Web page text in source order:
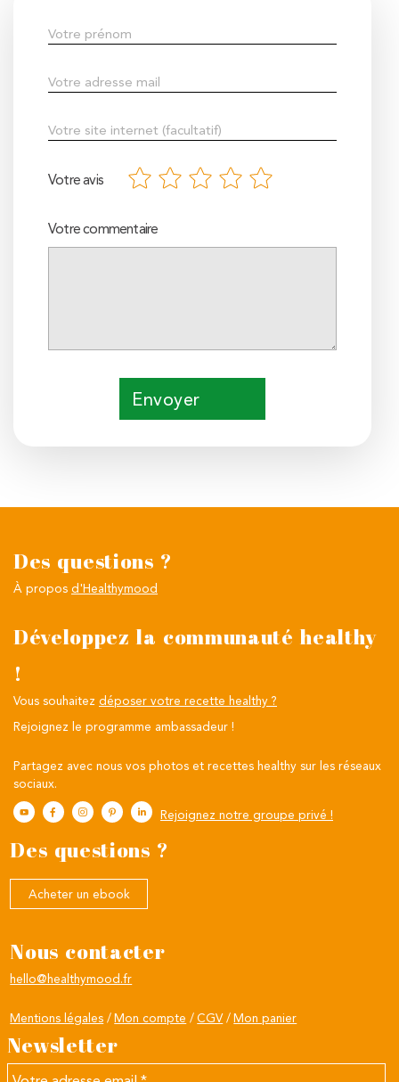
Votre avis
Votre commentaire
Envoyer
Des questions ?
À propos d'Healthymood
Développez la communauté healthy
!
Vous souhaitez déposer votre recette healthy ?
Rejoignez le programme ambassadeur !
Partagez avec nous vos photos et recettes healthy sur les réseaux
sociaux.
Rejoignez notre groupe privé !
Des questions ?
Acheter un ebook
Nous contacter
hello@healthymood.fr
Mentions légales Mon compte CGV Mon panier
Newsletter
Votre